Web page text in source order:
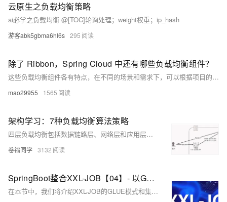
云原生之负载均衡策略
ai必学之负载均衡 @[TOC]轮询处理；weight权重；ip_hash
游客abk5gbma6hl6s 295
除了 Ribbon，Spring Cloud 中还有哪些负载均衡组件？
这些负载均衡组件各有特点，在不同的场景和需求下，可以根据项目的具体情况选择合适的负载均衡组件来实现高效、稳定的服务调用。
mao29955 1565
架构学习：7种负载均衡算法策略
四层负载均衡包括数据链路层、网络层和应用层负载均衡。数据链路层通过修改MAC地址转发帧；网络层通过改变IP地址实现数据包转发；应用层有多种策略，如轮循、权重轮循、随机、权重随机、一致性哈希、响应速度和最少连接数均衡，确保请求合理分配到服务器，提升性能与稳定性。
卷福同学 3132
SpringBoot整合XXL-JOB【04】- 以GLUE模式运行与执行器负载均衡策略
在本节中，我们将介绍XXL-JOB的GLUE模式和集群模式下的路由策略。GLUE模式允许直接在线上改造方法为定时任务，无需重新部署。通过一个测试方法，展示了如何在调度中心配置并使用GLUE模式执行定时任务。接着，我们探讨了多实例环境下的负载均衡策略，确保任务不会重复执行，并可通过修改路由策略（如轮训）实现任务在多个实例间的均衡分配。最后，总结了GLUE模式和负载均衡策略的应用，帮助读者更深入理解XXL-JOB的使用。